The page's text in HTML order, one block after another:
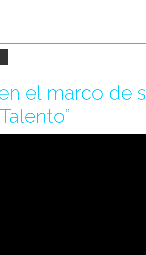
el marco de
Talento”